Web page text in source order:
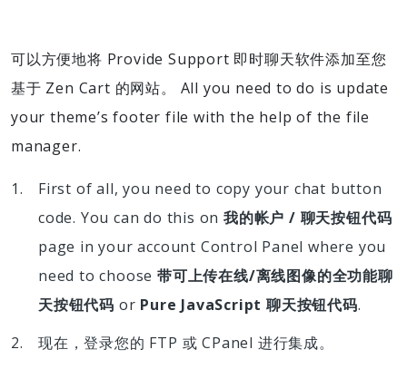
可以方便地将 Provide Support 即时聊天软件添加至您
基于 Zen Cart 的网站。 All you need to do is update
your theme’s footer file with the help of the file
manager.
First of all, you need to copy your chat button
code. You can do this on我的帐户 / 聊天按钮代码
page in your account Control Panel where you
need to choose带可上传在线/离线图像的全功能聊
天按钮代码 or Pure JavaScript 聊天按钮代码.
现在，登录您的 FTP 或 CPanel 进行集成。